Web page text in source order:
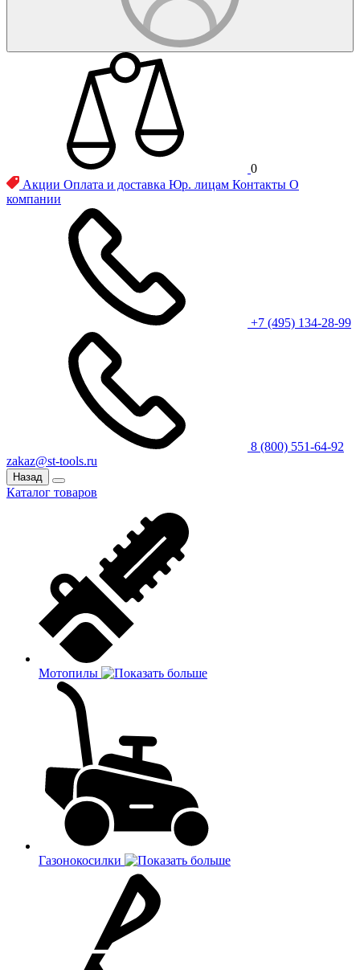
0
Акции Оплата и доставка Юр. лицам Контакты О
компании
+7 (495) 134-28-99
8 (800) 551-64-92
zakaz@st-tools.ru
Назад
Каталог товаров
Мотопилы
Газонокосилки